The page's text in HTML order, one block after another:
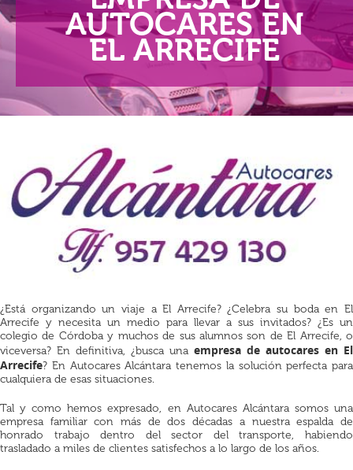
AUTOCARES EN
EL ARRECIFE
¿Está organizando un viaje a El Arrecife? ¿Celebra su boda en El
Arrecife y necesita un medio para llevar a sus invitados? ¿Es un
colegio de Córdoba y muchos de sus alumnos son de El Arrecife, o
viceversa? En definitiva, ¿busca una empresa de autocares en El
Arrecife? En Autocares Alcántara tenemos la solución perfecta para
cualquiera de esas situaciones.
Tal y como hemos expresado, en Autocares Alcántara somos una
empresa familiar con más de dos décadas a nuestra espalda de
honrado trabajo dentro del sector del transporte, habiendo
trasladado a miles de clientes satisfechos a lo largo de los años.